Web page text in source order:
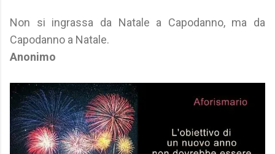
Non si ingrassa da Natale a Capodanno, ma da
Capodanno a Natale.
Anonimo